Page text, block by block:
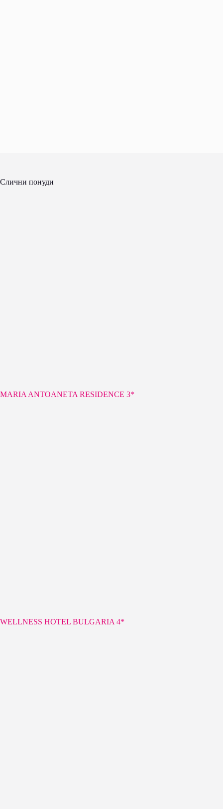
Слични понуди
MARIA ANTOANETA RESIDENCE 3*
WELLNESS HOTEL BULGARIA 4*